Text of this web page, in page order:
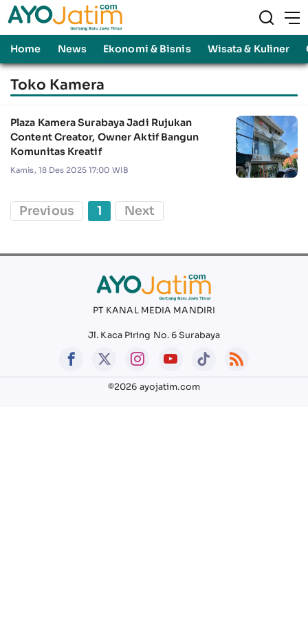
Home News Ekonomi & Bisnis Wisata & Kuliner
Toko Kamera
Plaza Kamera Surabaya Jadi Rujukan
Content Creator, Owner Aktif Bangun
Komunitas Kreatif
Kamis, 18 Des 2025 17:00 WIB
Previous 1 Next
PT KANAL MEDIA MANDIRI
Jl. Kaca Piring No. 6 Surabaya
©2026 ayojatim.com